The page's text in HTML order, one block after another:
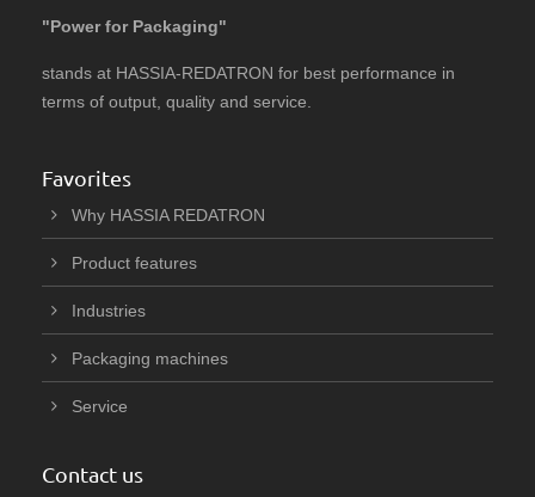
"Power for Packaging"
stands at HASSIA-REDATRON for best performance in
terms of output, quality and service.
Favorites
Why HASSIA REDATRON
Product features
Industries
Packaging machines
Service
Contact us